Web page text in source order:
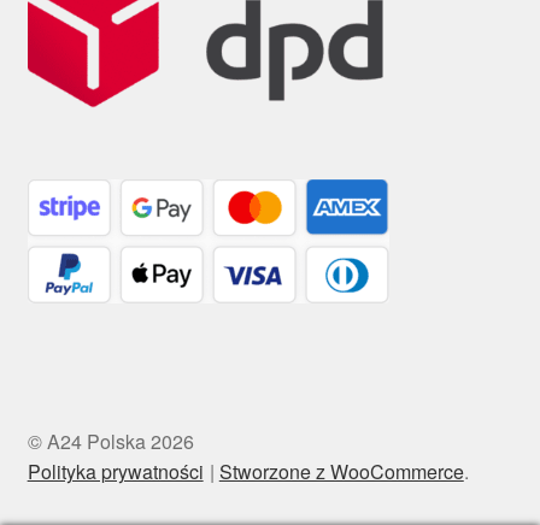
© A24 Polska 2026
Polityka prywatności
Stworzone z WooCommerce.